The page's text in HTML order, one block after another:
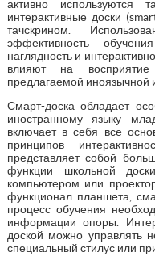
активно используются
интерактивные доски
тачскрином.
эффективность
наглядность и
влияют на
предлагаемой иноязычной
Смарт-доска обладает
иностранному языку
включает в себя все
принципов
представляет собой
функции школьной
компьютером или
функционал планшета,
процесс обучения
информации опоры.
доской можно управлять
специальный стилус или